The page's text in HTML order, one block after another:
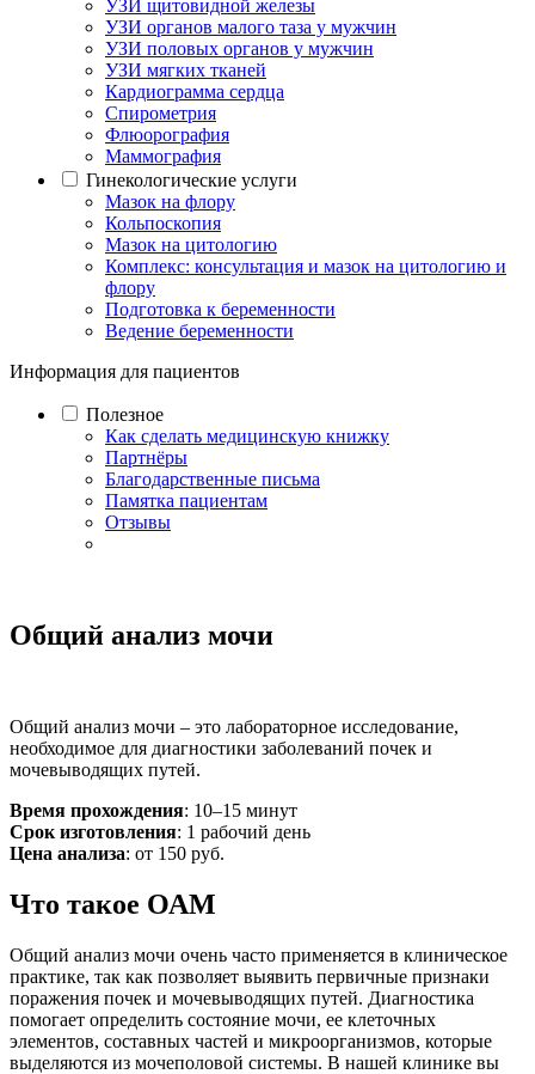
УЗИ щитовидной железы
УЗИ органов малого таза у мужчин
УЗИ половых органов у мужчин
УЗИ мягких тканей
Кардиограмма сердца
Спирометрия
Флюорография
Маммография
Гинекологические услуги
Мазок на флору
Кольпоскопия
Мазок на цитологию
Комплекс: консультация и мазок на цитологию и
флору
Подготовка к беременности
Ведение беременности
Информация для пациентов
Полезное
Как сделать медицинскую книжку
Партнёры
Благодарственные письма
Памятка пациентам
Отзывы
Общий анализ мочи
Общий анализ мочи – это лабораторное исследование,
необходимое для диагностики заболеваний почек и
мочевыводящих путей.
Время прохождения: 10–15 минут
Срок изготовления: 1 рабочий день
Цена анализа: от 150 руб.
Что такое ОАМ
Общий анализ мочи очень часто применяется в клиническое
практике, так как позволяет выявить первичные признаки
поражения почек и мочевыводящих путей. Диагностика
помогает определить состояние мочи, ее клеточных
элементов, составных частей и микроорганизмов, которые
выделяются из мочеполовой системы. В нашей клинике вы